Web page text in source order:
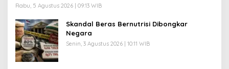
Rabu, 5 Agustus 2026 | 09:13 WIB
Skandal Beras Bernutrisi Dibongkar
Negara
Senin, 3 Agustus 2026 | 10:11 WIB